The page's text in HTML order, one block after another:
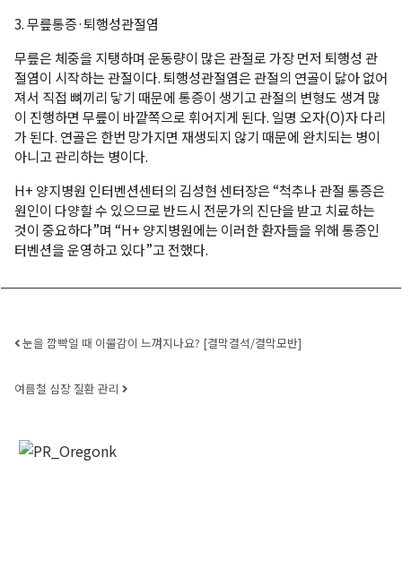
3. 무릎통증·퇴행성관절염
무릎은 체중을 지탱하며 운동량이 많은 관절로 가장 먼저 퇴행성 관
절염이 시작하는 관절이다. 퇴행성관절염은 관절의 연골이 닳아 없어
져서 직접 뼈끼리 닿기 때문에 통증이 생기고 관절의 변형도 생겨 많
이 진행하면 무릎이 바깥쪽으로 휘어지게 된다. 일명 오자(O)자 다리
가 된다. 연골은 한번 망가지면 재생되지 않기 때문에 완치되는 병이
아니고 관리하는 병이다.
H+ 양지병원 인터벤션센터의 김성현 센터장은 “척추나 관절 통증은
원인이 다양할 수 있으므로 반드시 전문가의 진단을 받고 치료하는
것이 중요하다”며 “H+ 양지병원에는 이러한 환자들을 위해 통증인
터벤션을 운영하고 있다”고 전했다.
Post navigation
눈을 깜빡일 때 이물감이 느껴지나요? [결막결석/결막모반]
여름철 심장 질환 관리
오레곤K 뉴스레터 구독